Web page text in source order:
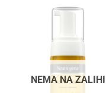
NEMA NA ZALIHI